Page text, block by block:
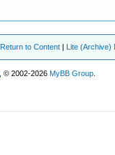
Return to Content | Lite (Archive)
, © 2002-2026MyBB Group